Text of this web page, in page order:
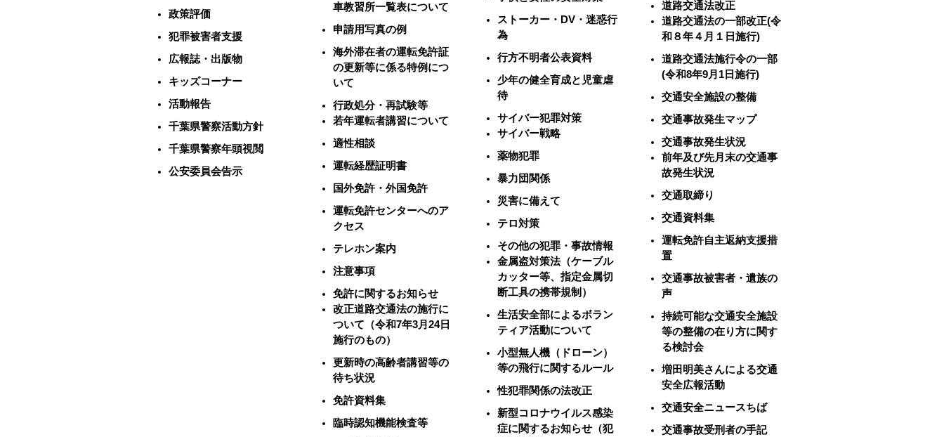
政策評価
犯罪被害者支援
広報誌・出版物
キッズコーナー
活動報告
千葉県警察活動方針
千葉県警察年頭視閲
公安委員会告示
車教習所一覧表について
申請用写真の例
海外滞在者の運転免許証
の更新等に係る特例につ
いて
行政処分・再試験等
若年運転者講習について
適性相談
運転経歴証明書
国外免許・外国免許
運転免許センターへのア
クセス
テレホン案内
注意事項
免許に関するお知らせ
改正道路交通法の施行に
ついて（令和7年3月24日
施行のもの）
更新時の高齢者講習等の
待ち状況
免許資料集
臨時認知機能検査等
ストーカー・DV・迷惑行
為
行方不明者公表資料
少年の健全育成と児童虐
待
サイバー犯罪対策
サイバー戦略
薬物犯罪
暴力団関係
災害に備えて
テロ対策
その他の犯罪・事故情報
金属盗対策法（ケーブル
カッター等、指定金属切
断工具の携帯規制）
生活安全部によるボラン
ティア活動について
小型無人機（ドローン）
等の飛行に関するルール
性犯罪関係の法改正
新型コロナウイルス感染
症に関するお知らせ（犯
道路交通法改正
道路交通法の一部改正(令
和８年４月１日施行)
道路交通法施行令の一部
(令和8年9月1日施行)
交通安全施設の整備
交通事故発生マップ
交通事故発生状況
前年及び先月末の交通事
故発生状況
交通取締り
交通資料集
運転免許自主返納支援措
置
交通事故被害者・遺族の
声
持続可能な交通安全施設
等の整備の在り方に関す
る検討会
増田明美さんによる交通
安全広報活動
交通安全ニュースちば
交通事故受刑者の手記